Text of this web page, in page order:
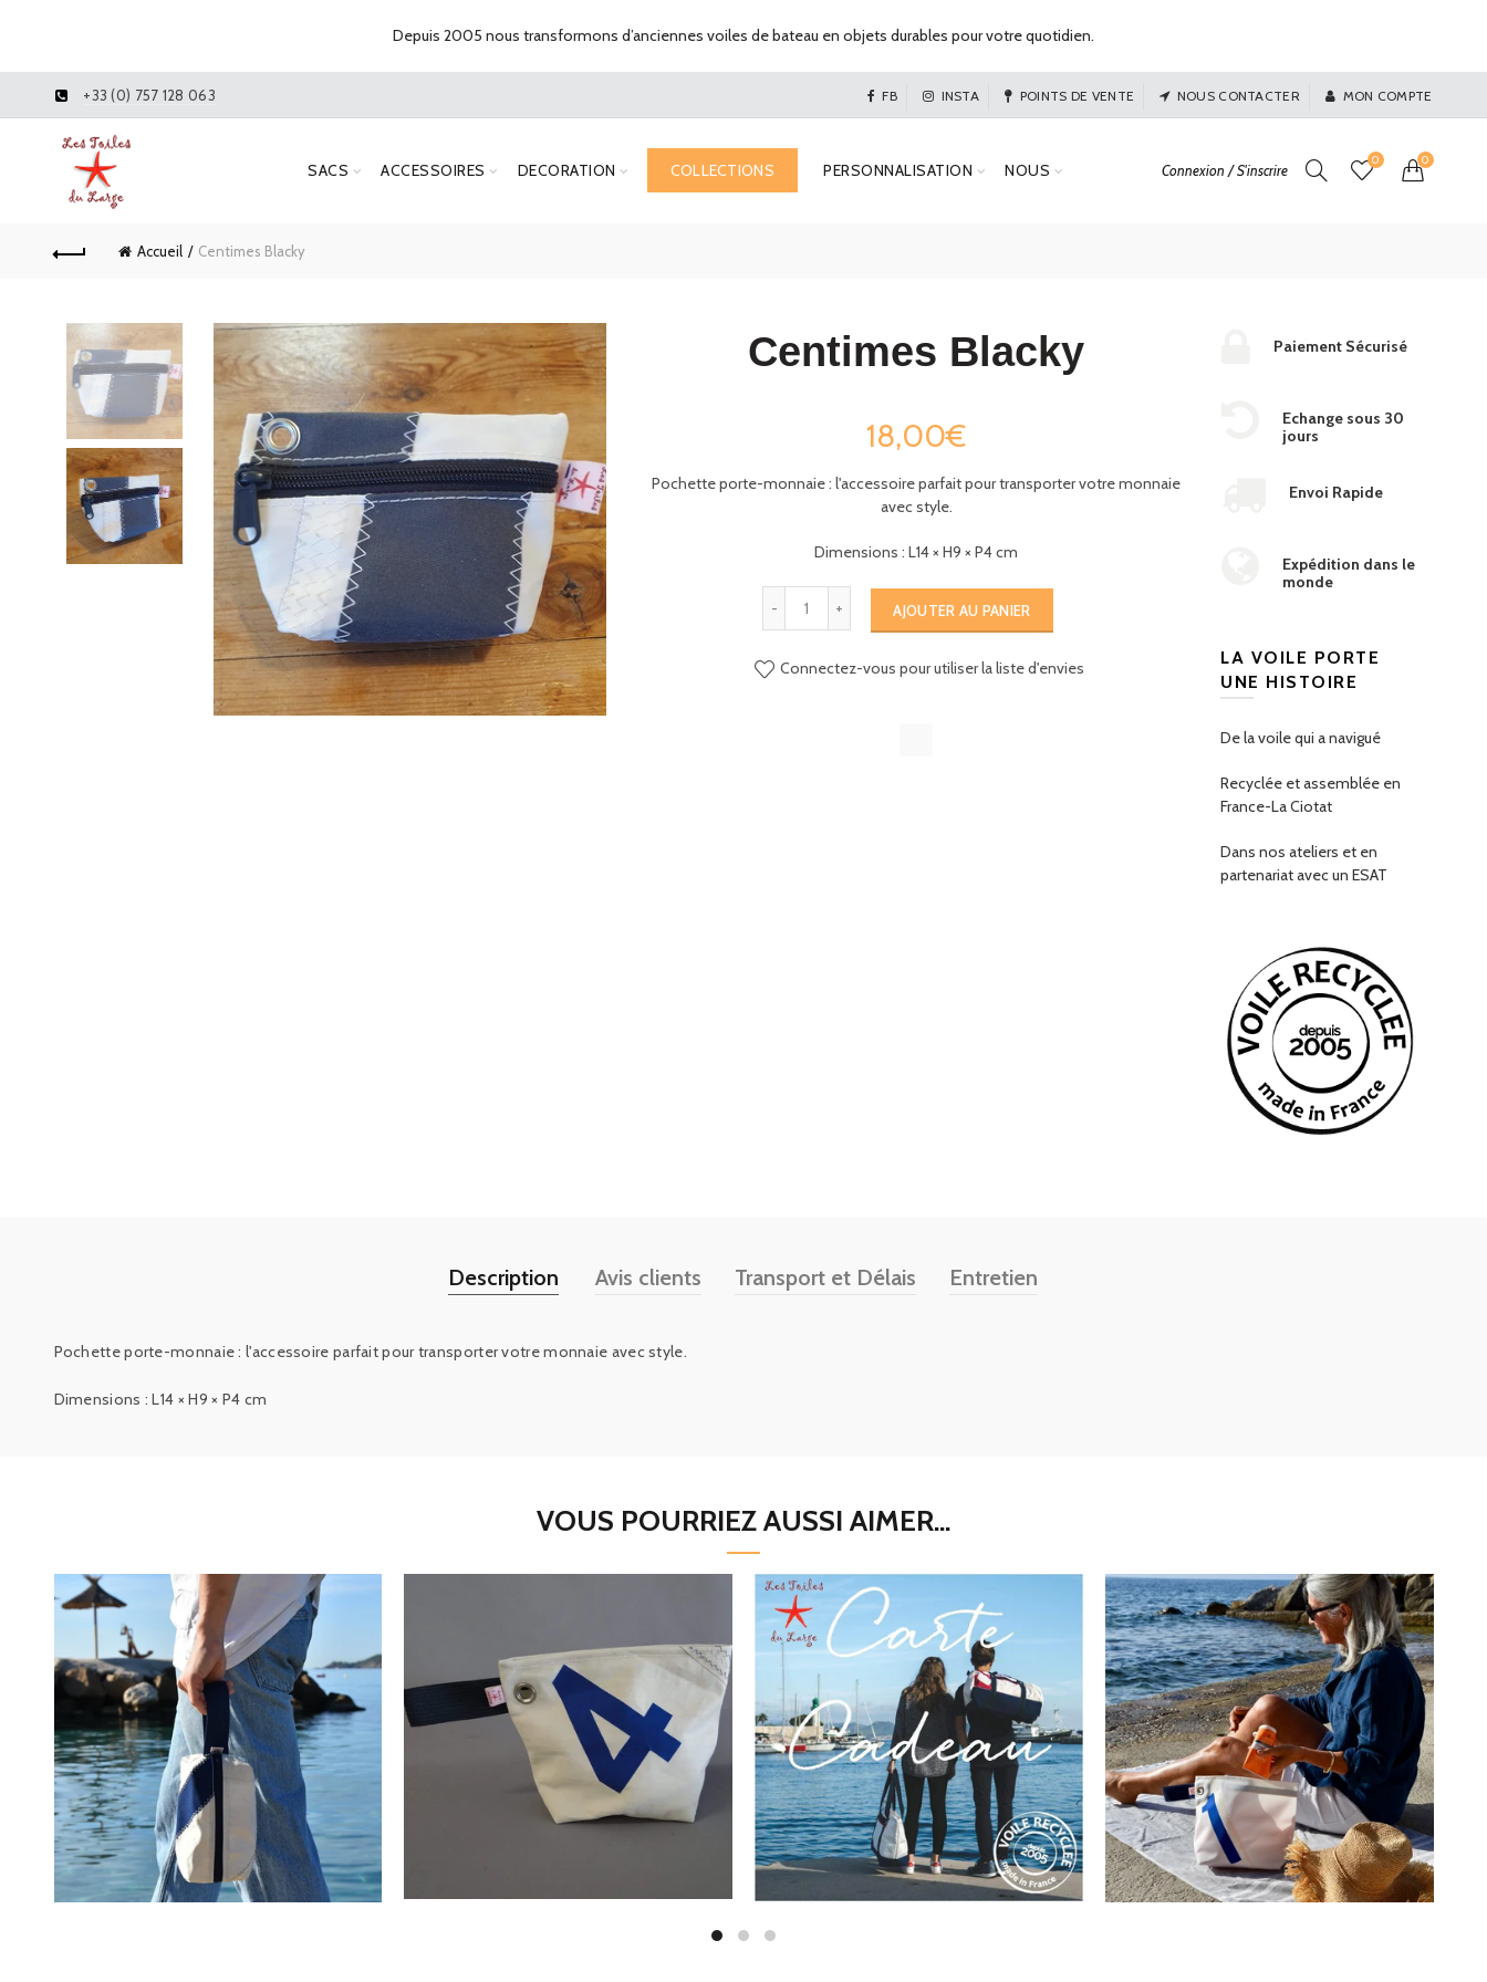
+33 (0) 757 128 063 FB INSTA POINTS DE VENTE NOUS CONTACTER MON COMPTE
SACS ACCESSOIRES DECORATION COLLECTIONS PERSONNALISATION NOUS Connexion / S'inscrire
0 0
Accueil Centimes Blacky
Centimes Blacky
18,00€
Pochette porte-monnaie : l'accessoire parfait pour transporter votre monnaie
avec style.
Dimensions : L14 × H9 × P4 cm
AJOUTER AU PANIER
Connectez-vous pour utiliser la liste d'envies
Paiement Sécurisé
Echange sous 30
jours
Envoi Rapide
Expédition dans le
monde
LA VOILE PORTE
UNE HISTOIRE
De la voile qui a navigué
Recyclée et assemblée en
France-La Ciotat
Dans nos ateliers et en
partenariat avec un ESAT
Description Avis clients Transport et Délais Entretien
Pochette porte-monnaie : l'accessoire parfait pour transporter votre monnaie avec style.
Dimensions : L14 × H9 × P4 cm
VOUS POURRIEZ AUSSI AIMER...
Depuis 2005 nous transformons d’anciennes voiles de bateau en objets durables pour votre quotidien.